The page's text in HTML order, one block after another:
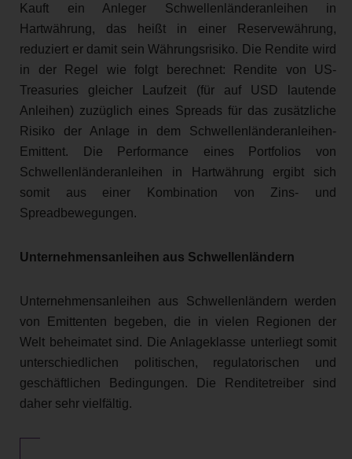
Kauft ein Anleger Schwellenländeranleihen in
Hartwährung, das heißt in einer Reservewährung,
reduziert er damit sein Währungsrisiko. Die Rendite wird
in der Regel wie folgt berechnet: Rendite von US-
Treasuries gleicher Laufzeit (für auf USD lautende
Anleihen) zuzüglich eines Spreads für das zusätzliche
Risiko der Anlage in dem Schwellenländeranleihen-
Emittent. Die Performance eines Portfolios von
Schwellenländeranleihen in Hartwährung ergibt sich
somit aus einer Kombination von Zins- und
Spreadbewegungen.
Unternehmensanleihen aus Schwellenländern
Unternehmensanleihen aus Schwellenländern werden
von Emittenten begeben, die in vielen Regionen der
Welt beheimatet sind. Die Anlageklasse unterliegt somit
unterschiedlichen politischen, regulatorischen und
geschäftlichen Bedingungen. Die Renditetreiber sind
daher sehr vielfältig.